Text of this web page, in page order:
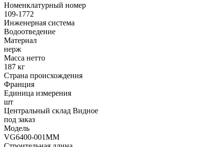
Номенклатурный номер
109-1772
Инженерная система
Водоотведение
Материал
нерж
Масса нетто
187 кг
Страна происхождения
Франция
Единица измерения
шт
Центральный склад Видное
под заказ
Модель
VG6400-001MM